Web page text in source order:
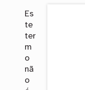
Es
te
ter
m
o
nã
o